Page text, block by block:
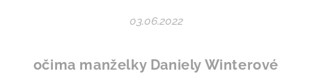
03.06.2022
očima manželky Daniely Winterové